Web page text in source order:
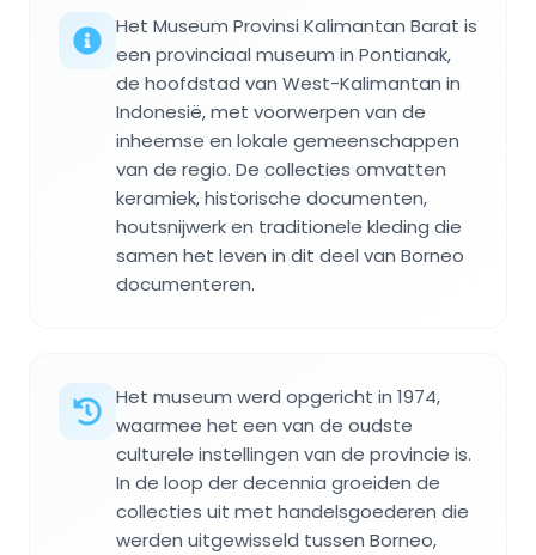
Het Museum Provinsi Kalimantan Barat is
een provinciaal museum in Pontianak,
de hoofdstad van West-Kalimantan in
Indonesië, met voorwerpen van de
inheemse en lokale gemeenschappen
van de regio. De collecties omvatten
keramiek, historische documenten,
houtsnijwerk en traditionele kleding die
samen het leven in dit deel van Borneo
documenteren.
Het museum werd opgericht in 1974,
waarmee het een van de oudste
culturele instellingen van de provincie is.
In de loop der decennia groeiden de
collecties uit met handelsgoederen die
werden uitgewisseld tussen Borneo,